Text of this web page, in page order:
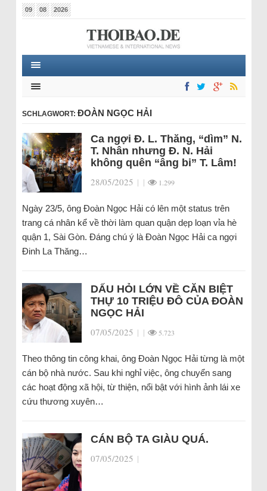
09 08 2026
SCHLAGWORT: ĐOÀN NGỌC HẢI
Ca ngợi Đ. L. Thăng, “dìm” N.
T. Nhân nhưng Đ. N. Hải
không quên “âng bi” T. Lâm!
28/05/2025 | | 1.299
Ngày 23/5, ông Đoàn Ngọc Hải có lên một status trên
trang cá nhân kể về thời làm quan quận dẹp loạn vỉa hè
quận 1, Sài Gòn. Đáng chú ý là Đoàn Ngọc Hải ca ngợi
Đinh La Thăng…
DẤU HỎI LỚN VỀ CĂN BIỆT
THỰ 10 TRIỆU ĐÔ CỦA ĐOÀN
NGỌC HẢI
07/05/2025 | | 5.723
Theo thông tin công khai, ông Đoàn Ngọc Hải từng là một
cán bộ nhà nước. Sau khi nghỉ việc, ông chuyển sang
các hoạt động xã hội, từ thiện, nổi bật với hình ảnh lái xe
cứu thương xuyên…
CÁN BỘ TA GIÀU QUÁ.
07/05/2025 |